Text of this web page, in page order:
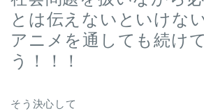
とは伝えないといけな
アニメを通しても続け
う！！！
そう決心して